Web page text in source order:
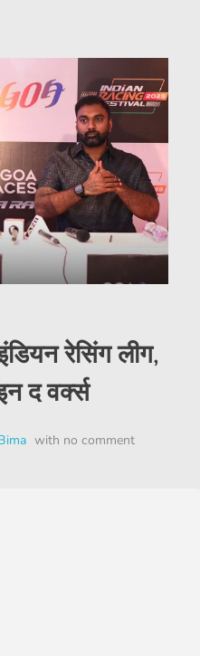
रेसिंग लीग,
द वर्क्स
with no comment